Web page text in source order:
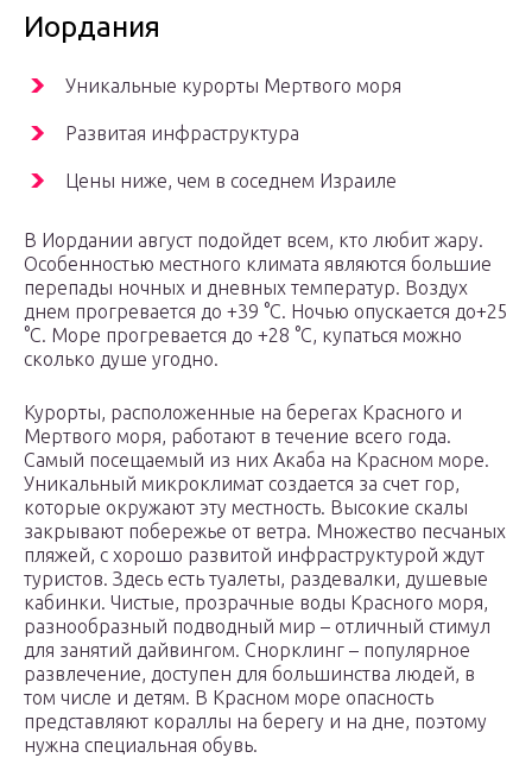
Иордания
Уникальные курорты Мертвого моря
Развитая инфраструктура
Цены ниже, чем в соседнем Израиле
В Иордании август подойдет всем, кто любит жару.
Особенностью местного климата являются большие
перепады ночных и дневных температур. Воздух
днем прогревается до +39 °C. Ночью опускается до+25
°C. Море прогревается до +28 °C, купаться можно
сколько душе угодно.
Курорты, расположенные на берегах Красного и
Мертвого моря, работают в течение всего года.
Самый посещаемый из них Акаба на Красном море.
Уникальный микроклимат создается за счет гор,
которые окружают эту местность. Высокие скалы
закрывают побережье от ветра. Множество песчаных
пляжей, с хорошо развитой инфраструктурой ждут
туристов. Здесь есть туалеты, раздевалки, душевые
кабинки. Чистые, прозрачные воды Красного моря,
разнообразный подводный мир – отличный стимул
для занятий дайвингом. Снорклинг – популярное
развлечение, доступен для большинства людей, в
том числе и детям. В Красном море опасность
представляют кораллы на берегу и на дне, поэтому
нужна специальная обувь.